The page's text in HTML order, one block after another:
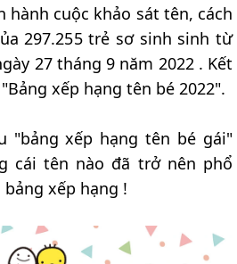
hành cuộc khảo sát tên, cách
297.255 trẻ sơ sinh sinh từ
27 tháng 9 năm 2022 . Kết
xếp hạng tên bé 2022".
"bảng xếp hạng tên bé gái"
cái tên nào đã trở nên phổ
bảng xếp hạng !